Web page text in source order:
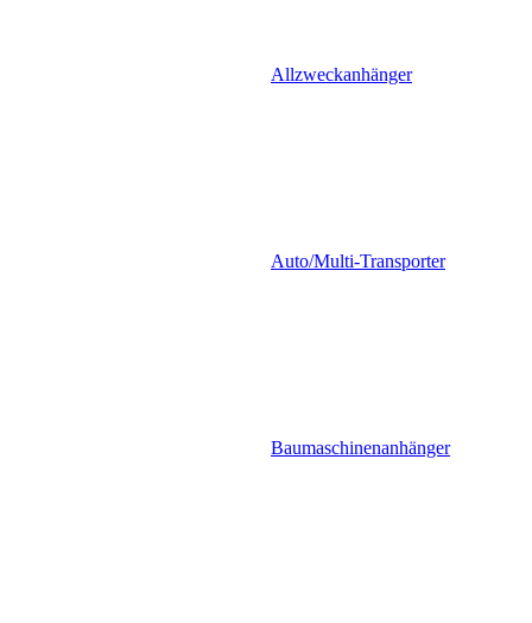
Allzweckanhänger
Auto/Multi-Transporter
Baumaschinenanhänger